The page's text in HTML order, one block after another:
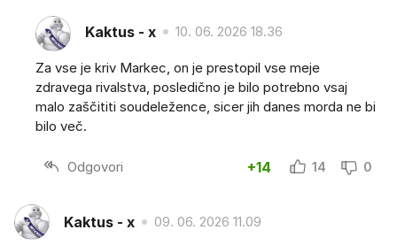
Kaktus - x 10. 06. 2026 18.36
Za vse je kriv Markec, on je prestopil vse meje
zdravega rivalstva, posledično je bilo potrebno vsaj
malo zaščititi soudeležence, sicer jih danes morda ne bi
bilo več.
Odgovori +14 14 0
Kaktus - x 09. 06. 2026 11.09